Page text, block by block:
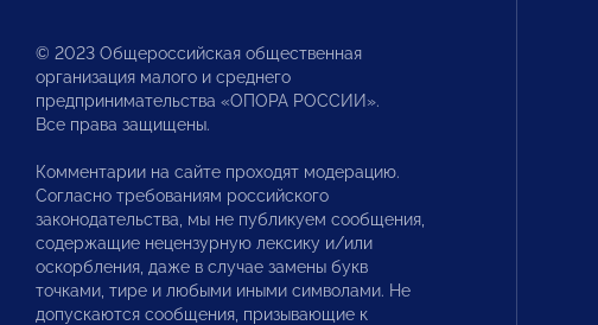
© 2023 Общероссийская общественная
организация малого и среднего
предпринимательства «ОПОРА РОССИИ».
Все права защищены.
Комментарии на сайте проходят модерацию.
Согласно требованиям российского
законодательства, мы не публикуем сообщения,
содержащие нецензурную лексику и/или
оскорбления, даже в случае замены букв
точками, тире и любыми иными символами. Не
допускаются сообщения, призывающие к